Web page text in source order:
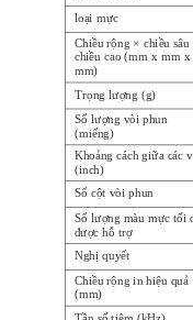
loại mực
Chiều rộng × chiều sâu
chiều cao (mm x mm x
mm)
Trọng lượng (g)
Số lượng vòi phun
(miếng)
Khoảng cách giữa các
(inch)
Số cột vòi phun
Số lượng màu mực tối
được hỗ trợ
Nghị quyết
Chiều rộng in hiệu quả
(mm)